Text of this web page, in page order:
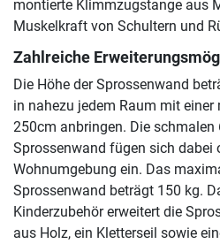
montierte Klimmzugstange aus
Muskelkraft von Schultern und
Zahlreiche
Die Höhe der Sprossenwand
in nahezu jedem Raum mit
250cm anbringen. Die schmalen
Sprossenwand fügen sich dabei
Wohnumgebung ein. Das
Sprossenwand beträgt 150 kg.
Kinderzubehör erweitert die
aus Holz, ein Kletterseil sowie